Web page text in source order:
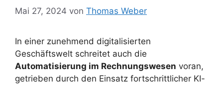
Mai 27, 2024 von Thomas Weber
In einer zunehmend digitalisierten
Geschäftswelt schreitet auch die
Automatisierung im Rechnungswesen voran,
getrieben durch den Einsatz fortschrittlicher KI-